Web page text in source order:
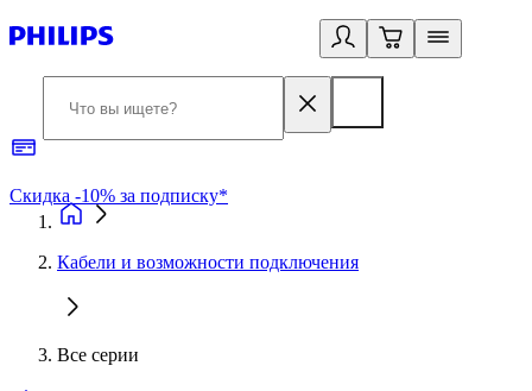
Скидка -10% за подписку*
Кабели и возможности подключения
Все серии